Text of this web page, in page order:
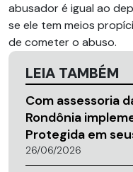
abusador é igual ao
se ele tem meios
de cometer o abuso.
LEIA TAMBÉM
Com assessoria
Rondônia
Protegida em
26/06/2026